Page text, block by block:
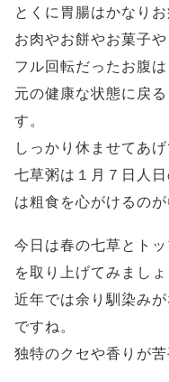
とくに胃腸はかなりお
お肉やお餅やお菓子
フル回転だったお腹は
元の健康な状態に戻
す。
しっかり休ませてあげ
七草粥は１月７日人
は粗食を心がけるの
今日は春の七草とト
を取り上げてみましょ
近年では余り馴染み
ですね。
独特のクセや香りが